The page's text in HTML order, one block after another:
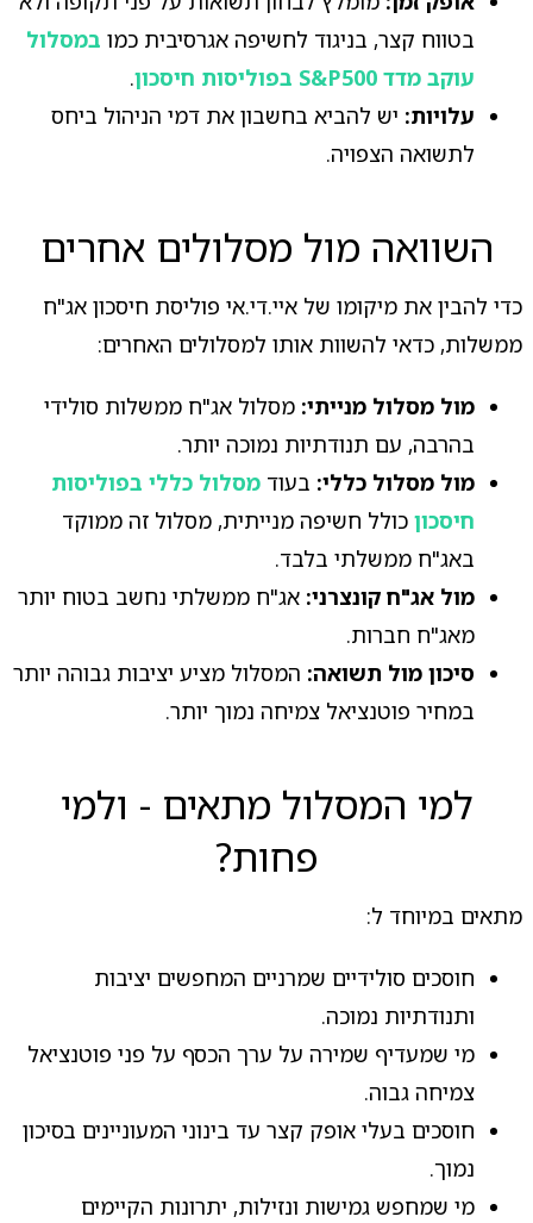
בטווח קצר, בניגוד לחשיפה אגרסיבית כמו במסלול
עוקב מדד S&P500 בפוליסות חיסכון
.
עלויות: יש להביא בחשבון את דמי הניהול ביחס
לתשואה הצפויה.
השוואה מול מסלולים אחרים
כדי להבין את מיקומו של איי.די.אי פוליסת חיסכון אג"ח
ממשלות, כדאי להשוות אותו למסלולים האחרים:
מול מסלול מנייתי: מסלול אג"ח ממשלות סולידי
בהרבה, עם תנודתיות נמוכה יותר.
מול מסלול כללי: בעוד מסלול כללי בפוליסות
חיסכוןכולל חשיפה מנייתית, מסלול זה ממוקד
באג"ח ממשלתי בלבד.
מול אג"ח קונצרני: אג"ח ממשלתי נחשב בטוח יותר
מאג"ח חברות.
סיכון מול תשואה: המסלול מציע יציבות גבוהה יותר
במחיר פוטנציאל צמיחה נמוך יותר.
למי המסלול מתאים - ולמי
פחות?
מתאים במיוחד ל:
חוסכים סולידיים שמרניים המחפשים יציבות
ותנודתיות נמוכה.
מי שמעדיף שמירה על ערך הכסף על פני פוטנציאל
צמיחה גבוה.
חוסכים בעלי אופק קצר עד בינוני המעוניינים בסיכון
נמוך.
מי שמחפש גמישות ונזילות, יתרונות הקיימים